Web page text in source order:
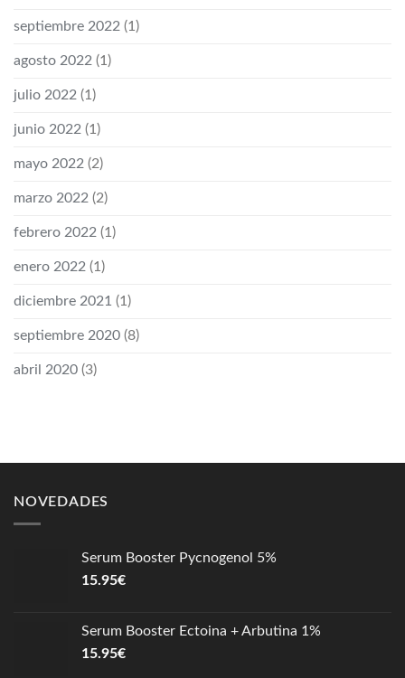
septiembre 2022 (1)
agosto 2022 (1)
julio 2022 (1)
junio 2022 (1)
mayo 2022 (2)
marzo 2022 (2)
febrero 2022 (1)
enero 2022 (1)
diciembre 2021 (1)
septiembre 2020 (8)
abril 2020 (3)
NOVEDADES
Serum Booster Pycnogenol 5%
15.95€
Serum Booster Ectoina + Arbutina 1%
15.95€